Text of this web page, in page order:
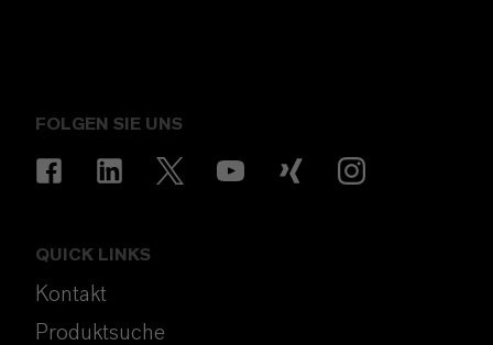
FOLGEN SIE UNS
QUICK LINKS
Kontakt
Produktsuche